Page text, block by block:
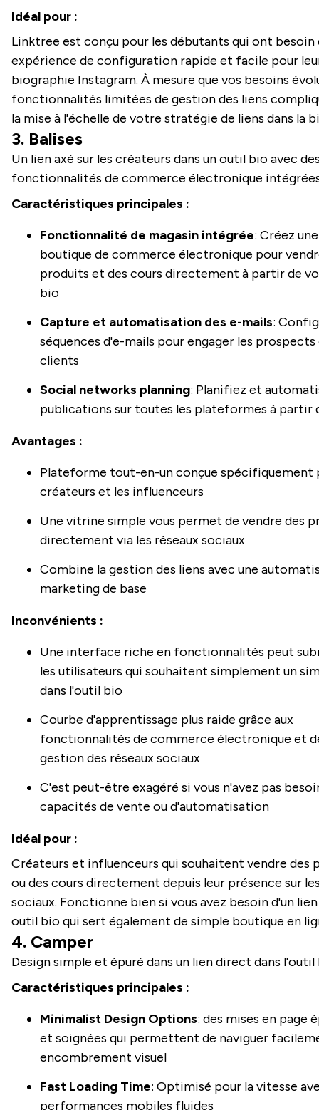
Idéal pour :
Linktree est conçu pour les débutants qui ont besoin
expérience de configuration rapide et facile pour
biographie Instagram. À mesure que vos besoins
fonctionnalités limitées de gestion des liens
la mise à l'échelle de votre stratégie de liens dans la
3. Balises
Un lien axé sur les créateurs dans un outil bio avec
fonctionnalités de commerce électronique
Caractéristiques principales :
Fonctionnalité de magasin intégrée: Créez une
boutique de commerce électronique pour
produits et des cours directement à partir de
bio
Capture et automatisation des e-mails:
séquences d'e-mails pour engager les prospects
clients
Social networks planning: Planifiez et
publications sur toutes les plateformes à partir
Avantages :
Plateforme tout-en-un conçue spécifiquement
créateurs et les influenceurs
Une vitrine simple vous permet de vendre des
directement via les réseaux sociaux
Combine la gestion des liens avec une
marketing de base
Inconvénients :
Une interface riche en fonctionnalités peut
les utilisateurs qui souhaitent simplement un
dans l'outil bio
Courbe d'apprentissage plus raide grâce aux
fonctionnalités de commerce électronique et
gestion des réseaux sociaux
C'est peut-être exagéré si vous n'avez pas
capacités de vente ou d'automatisation
Idéal pour :
Créateurs et influenceurs qui souhaitent vendre des
ou des cours directement depuis leur présence sur
sociaux. Fonctionne bien si vous avez besoin d'un lien
outil bio qui sert également de simple boutique en
4. Camper
Design simple et épuré dans un lien direct dans l'outil
Caractéristiques principales :
Minimalist Design Options: des mises en page
et soignées qui permettent de naviguer
encombrement visuel
Fast Loading Time: Optimisé pour la vitesse
performances mobiles fluides